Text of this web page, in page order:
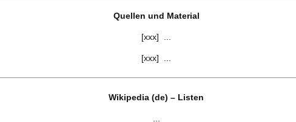
Quellen und Material
[xxx] ...
[xxx] ...
Wikipedia (de) – Listen